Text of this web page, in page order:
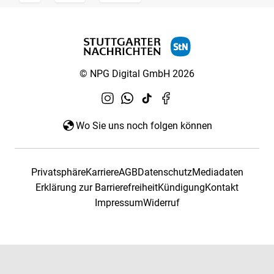
© NPG Digital GmbH 2026
Wo Sie uns noch folgen können
PrivatsphäreKarriereAGBDatenschutzMediadaten
Erklärung zur BarrierefreiheitKündigungKontakt
ImpressumWiderruf